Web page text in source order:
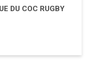
DU COC RUGBY